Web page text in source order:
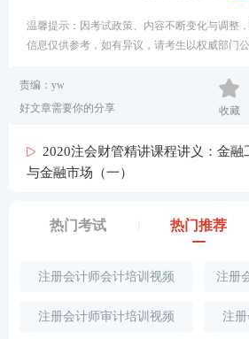
温馨提示：因考试政策、内容不断变化与调整
信息仅供参考，如有异议，请考生以权威部门
责编：yw
好文章需要你的分享
收藏
2020注会财管精讲课程讲义：金融
与金融市场（一）
热门考试 热门推荐
注册会计师会计培训视频 注册
注册会计师审计培训视频 注